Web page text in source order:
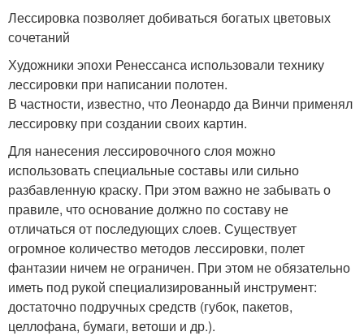
Лессировка позволяет добиваться богатых цветовых
сочетаний
Художники эпохи Ренессанса использовали технику
лессировки при написании полотен.
В частности, известно, что Леонардо да Винчи применял
лессировку при создании своих картин.
Для нанесения лессировочного слоя можно
использовать специальные составы или сильно
разбавленную краску. При этом важно не забывать о
правиле, что основание должно по составу не
отличаться от последующих слоев. Существует
огромное количество методов лессировки, полет
фантазии ничем не ограничен. При этом не обязательно
иметь под рукой специализированный инструмент:
достаточно подручных средств (губок, пакетов,
целлофана, бумаги, ветоши и др.).